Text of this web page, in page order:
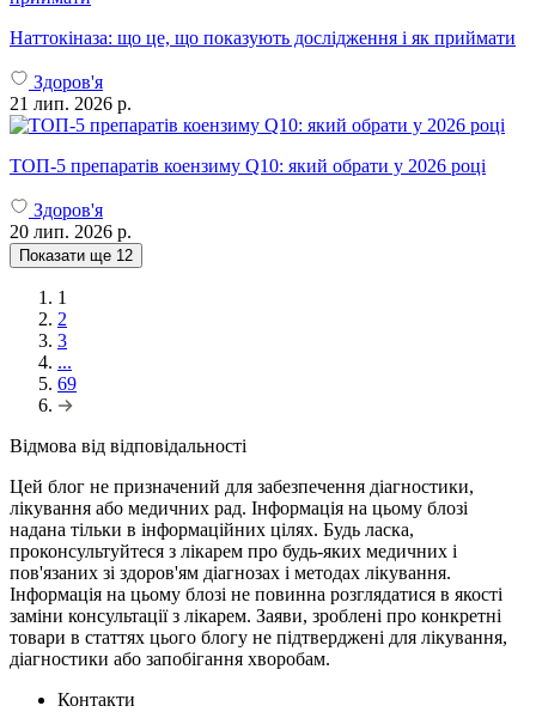
Наттокіназа: що це, що показують дослідження і як приймати
Здоров'я
21 лип. 2026 р.
ТОП-5 препаратів коензиму Q10: який обрати у 2026 році
Здоров'я
20 лип. 2026 р.
Показати ще 12
1
2
3
...
69
Відмова від відповідальності
Цей блог не призначений для забезпечення діагностики,
лікування або медичних рад. Інформація на цьому блозі
надана тільки в інформаційних цілях. Будь ласка,
проконсультуйтеся з лікарем про будь-яких медичних і
пов'язаних зі здоров'ям діагнозах і методах лікування.
Інформація на цьому блозі не повинна розглядатися в якості
заміни консультації з лікарем. Заяви, зроблені про конкретні
товари в статтях цього блогу не підтверджені для лікування,
діагностики або запобігання хворобам.
Контакти